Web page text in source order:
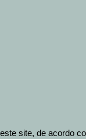
site, de acordo